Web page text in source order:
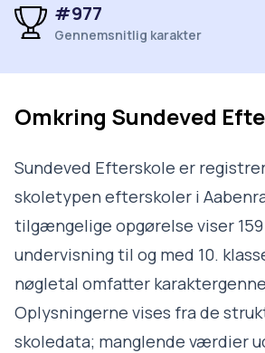
#977
Gennemsnitlig karakter
Omkring Sundeved
Sundeved Efterskole er
skoletypen efterskoler i
tilgængelige opgørelse viser
undervisning til og med 10.
nøgletal omfatter
Oplysningerne vises fra de
skoledata; manglende værdier